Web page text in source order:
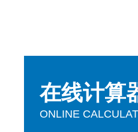
在线计算
ONLINE